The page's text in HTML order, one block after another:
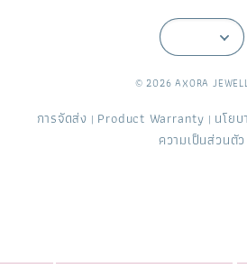
© 2026 AXORA
การจัดส่ง | Product Warranty | นโย
ความเป็นส่วนตัว